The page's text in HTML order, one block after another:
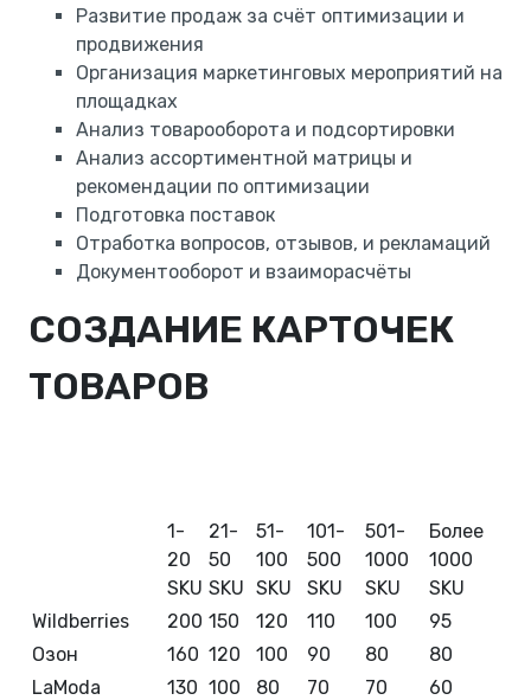
Развитие продаж за счёт оптимизации и
продвижения
Организация маркетинговых мероприятий на
площадках
Анализ товарооборота и подсортировки
Анализ ассортиментной матрицы и
рекомендации по оптимизации
Подготовка поставок
Отработка вопросов, отзывов, и рекламаций
Документооборот и взаиморасчёты
СОЗДАНИЕ КАРТОЧЕК
ТОВАРОВ
1-
20
SKU
21-
50
SKU
51-
100
SKU
101-
500
SKU
501-
1000
SKU
Более
1000
SKU
Wildberries
200 150 120 110 100
95
Озон
160 120 100 90 80
80
LaModa
130 100 80 70 70
60